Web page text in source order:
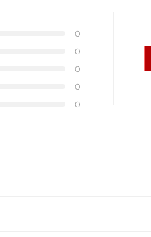
0
0
0
0
0